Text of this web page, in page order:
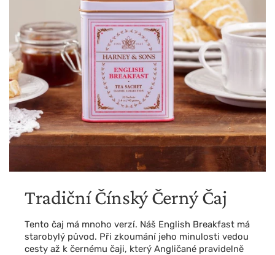
Tradiční Čínský Černý Čaj
Tento čaj má mnoho verzí. Náš English Breakfast má
starobylý původ. Při zkoumání jeho minulosti vedou
cesty až k černému čaji, který Angličané pravidelně